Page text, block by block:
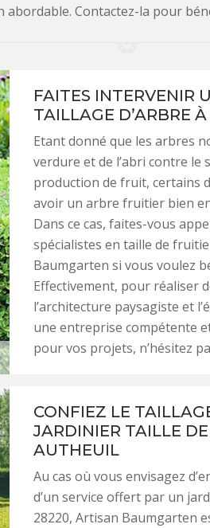
Contactez-la pour
FAITES INTERVENIR
TAILLAGE D’ARBRE
Etant donné que les arbres
verdure et de l’abri contre le
production de fruit, certains
avoir un arbre fruitier bien
Dans ce cas, faites-vous
spécialistes en taille de
Baumgarten si vous voulez
Effectivement, pour réaliser
l’architecture paysagiste et
une entreprise compétente
pour vos projets, n’hésitez
CONFIEZ LE
JARDINIER TAILLE
AUTHEUIL
Au cas où vous envisagez
d’un service offert par un
28220, Artisan Baumgarten